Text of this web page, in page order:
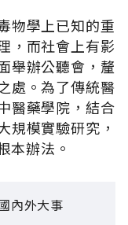
物學上已知的重
，而社會上有影
舉辦公聽會，釐
處。為了傳統醫
醫藥學院，結合
規模實驗研究，
本辦法。
內外大事